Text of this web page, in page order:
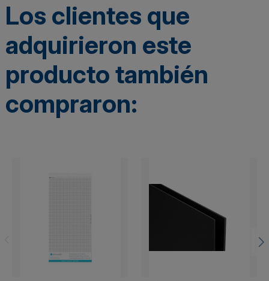
Los clientes que
adquirieron este
producto también
compraron: